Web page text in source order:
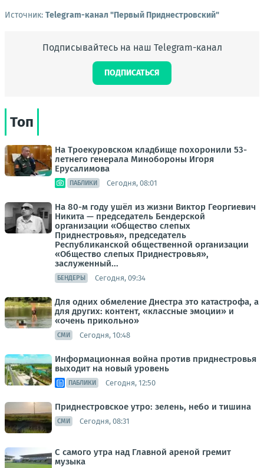
Источник: Telegram-канал "Первый Приднестровский"
Подписывайтесь на наш Telegram-канал
ПОДПИСАТЬСЯ
Топ
На Троекуровском кладбище похоронили 53-
летнего генерала Минобороны Игоря
Ерусалимова
ПАБЛИКИ Сегодня, 08:01
На 80-м году ушёл из жизни Виктор Георгиевич
Никита — председатель Бендерской
организации «Общество слепых
Приднестровья», председатель
Республиканской общественной организации
«Общество слепых Приднестровья»,
заслуженный...
БЕНДЕРЫ Сегодня, 09:34
Для одних обмеление Днестра это катастрофа, а
для других: контент, «классные эмоции» и
«очень прикольно»
СМИ Сегодня, 10:48
Информационная война против приднестровья
выходит на новый уровень
ПАБЛИКИ Сегодня, 12:50
Приднестровское утро: зелень, небо и тишина
СМИ Сегодня, 08:31
С самого утра над Главной ареной гремит
музыка